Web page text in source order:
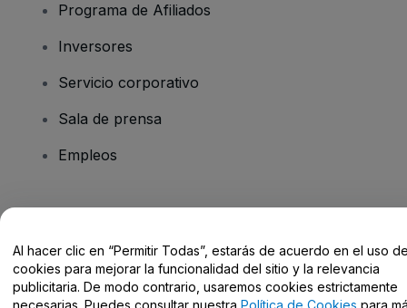
Programa de Afiliados
Inversores
Servicio corporativo
Sala de prensa
Empleos
Centro de Ayuda / Contacto
Al hacer clic en “Permitir Todas”, estarás de acuerdo en el uso
cookies para mejorar la funcionalidad del sitio y la relevancia
publicitaria. De modo contrario, usaremos cookies estrictamente
necesarias. Puedes consultar nuestra Política de Cookies para